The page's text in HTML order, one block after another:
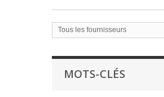
Tous les fournisseurs
MOTS-CLÉS